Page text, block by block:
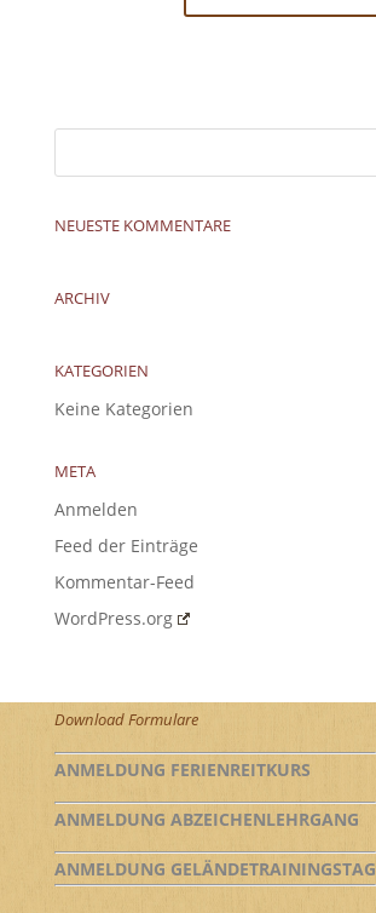
NEUESTE KOMMENTARE
ARCHIV
KATEGORIEN
Keine Kategorien
META
Anmelden
Feed der Einträge
Kommentar-Feed
WordPress.org
Download Formulare
ANMELDUNG FERIENREITKURS
ANMELDUNG ABZEICHENLEHRGANG
ANMELDUNG GELÄNDETRAININGSTAG